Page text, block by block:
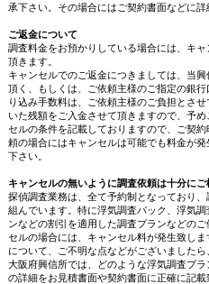
承下さい。その場合にはご契約書面などに詳
ご返金について
調査料金をお預かりしている場合には、キ
頂きます。
キャンセルでのご返金につきましては、当
頂く、もしくは、ご依頼主様のご指定の銀
り込み手数料は、ご依頼主様のご負担とさ
いた残額をご入金させて頂きますので、予
セルの条件を記載しておりますので、ご契
頼の場合にはキャンセルは可能でも料金が
下さい。
キャンセルの無いように調査依頼は十分に
探偵調査業務は、全て予約制となっており
組んでいます。特に浮気調査パック、浮気
ンなどの割引を適用した調査プランなどの
セルの場合には、キャンセル料が発生致し
について、ご不明な点などがございましたら
大阪府興信所では、どのような浮気調査プ
の詳細をお見積書面や契約書面に正確に記